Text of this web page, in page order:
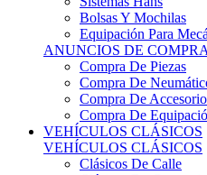
Equipación Para
ANUNCIOS DE COMPRA
Compra De Piezas
Compra De
Compra De
Compra De
VEHÍCULOS CLÁSICOS
VEHÍCULOS CLÁSICOS
Clásicos De Calle
Clásicos De